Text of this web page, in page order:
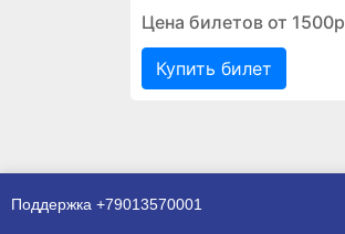
Цена билетов от 1500р
Купить билет
Поддержка +79013570001